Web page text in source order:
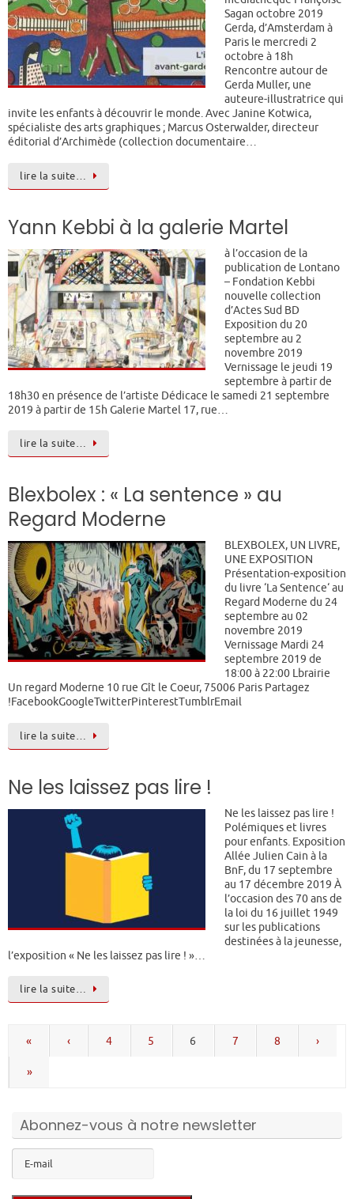
Sagan octobre 2019
Gerda, d’Amsterdam à
Paris le mercredi 2
octobre à 18h
Rencontre autour de
Gerda Muller, une
auteure-illustratrice qui
invite les enfants à découvrir le monde. Avec Janine Kotwica,
spécialiste des arts graphiques ; Marcus Osterwalder, directeur
éditorial d’Archimède (collection documentaire…
lire la suite…
Yann Kebbi à la galerie Martel
à l’occasion de la
publication de Lontano
– Fondation Kebbi
nouvelle collection
d’Actes Sud BD
Exposition du 20
septembre au 2
novembre 2019
Vernissage le jeudi 19
septembre à partir de
18h30 en présence de l’artiste Dédicace le samedi 21 septembre
2019 à partir de 15h Galerie Martel 17, rue…
lire la suite…
Blexbolex : « La sentence » au
Regard Moderne
BLEXBOLEX, UN LIVRE,
UNE EXPOSITION
Présentation-exposition
du livre ‘La Sentence‘ au
Regard Moderne du 24
septembre au 02
novembre 2019
Vernissage Mardi 24
septembre 2019 de
18:00 à 22:00 Lbrairie
Un regard Moderne 10 rue Gît le Coeur, 75006 Paris Partagez
!FacebookGoogleTwitterPinterestTumblrEmail
lire la suite…
Ne les laissez pas lire !
Ne les laissez pas lire !
Polémiques et livres
pour enfants. Exposition
Allée Julien Cain à la
BnF, du 17 septembre
au 17 décembre 2019 À
l’occasion des 70 ans de
la loi du 16 juillet 1949
sur les publications
destinées à la jeunesse,
l’exposition « Ne les laissez pas lire ! »…
lire la suite…
« ‹ 4 5 6 7 8 ›
»
Abonnez-vous à notre newsletter